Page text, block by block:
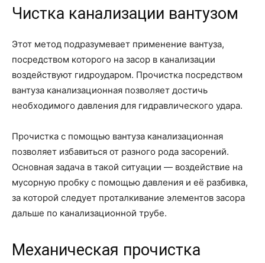
Чистка канализации вантузом
Этот метод подразумевает применение вантуза,
посредством которого на засор в канализации
воздействуют гидроударом. Прочистка посредством
вантуза канализационная позволяет достичь
необходимого давления для гидравлического удара.
Прочистка с помощью вантуза канализационная
позволяет избавиться от разного рода засорений.
Основная задача в такой ситуации — воздействие на
мусорную пробку с помощью давления и её разбивка,
за которой следует проталкивание элементов засора
дальше по канализационной трубе.
Механическая прочистка